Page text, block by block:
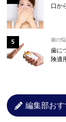
口か
歯の
歯に
険適
編集部お